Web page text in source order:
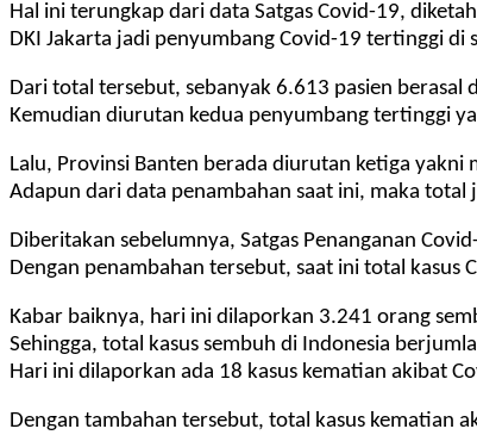
Hal ini terungkap dari data Satgas Covid-19,
DKI Jakarta jadi penyumbang Covid-19 tertinggi
Dari total tersebut, sebanyak 6.613 pasien berasal
Kemudian diurutan kedua penyumbang tertinggi
Lalu, Provinsi Banten berada diurutan ketiga yakni
Adapun dari data penambahan saat ini, maka
Diberitakan sebelumnya, Satgas Penanganan
Dengan penambahan tersebut, saat ini total
Kabar baiknya, hari ini dilaporkan 3.241 orang
Sehingga, total kasus sembuh di Indonesia
Hari ini dilaporkan ada 18 kasus kematian akibat
Dengan tambahan tersebut, total kasus kematian